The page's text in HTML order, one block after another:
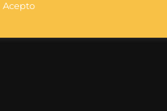
Acepto